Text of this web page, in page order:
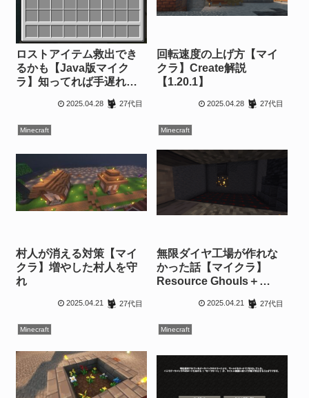
ロストアイテム救出でき
るかも【Java版マイク
ラ】知ってれば手遅れに
2025.04.28 27代目
回転速度の上げ方【マイ
クラ】Create解説
【1.20.1】
2025.04.28 27代目
Minecraft
村人が消える対策【マイ
クラ】増やした村人を守
れ
2025.04.21 27代目
Minecraft
無限ダイヤ工場が作れな
かった話【マイクラ】
Resource Ghouls＋
Spawners【1.20.1】
2025.04.21 27代目
Minecraft Minecraft